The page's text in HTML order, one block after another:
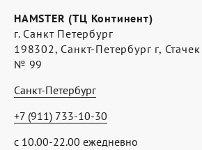
HAMSTER (ТЦ Континент)
г. Санкт Петербург
198302, Санкт-Петербург г,
№ 99
Санкт-Петербург
с 10.00-22.00 ежедневно
+7 (911) 733-10-30